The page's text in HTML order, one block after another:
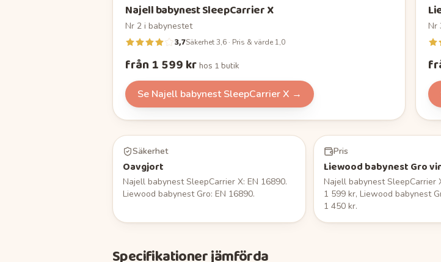
Najell babynest SleepCarrier X
Nr 2 i babynestet
3,7Säkerhet 3,6 · Pris & värde 1,0
från 1 599 krhos 1 butik
Se Najell babynest SleepCarrier X →
Nr
Säkerhet
Oavgjort
Najell babynest SleepCarrier X: EN 16890.
Liewood babynest Gro: EN 16890.
Pris
Liewood babynest Gro
Najell babynest SleepCarrier
1 599 kr, Liewood babynest
1 450 kr.
Specifikationer jämförda